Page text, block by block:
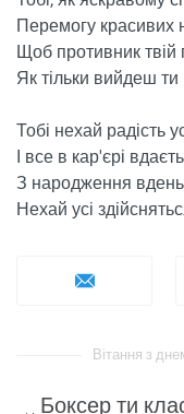
Перемогу красивих
Щоб противник твій
Як тільки вийдеш ти
Тобі нехай радість
І все в кар'єрі
З народження
Нехай усі
Вітання з
Боксер ти